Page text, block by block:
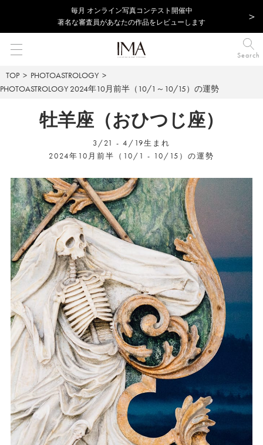
毎⽉ オンライン写真コンテスト開催中
著名な審査員があなたの作品をレビューします
Search
TOP
PHOTOASTROLOGY
PHOTOASTROLOGY 2024年10月前半（10/1～10/15）の運勢
牡羊座（おひつじ座）
3/21 - 4/19生まれ
2024年10月前半（10/1 - 10/15）の運勢